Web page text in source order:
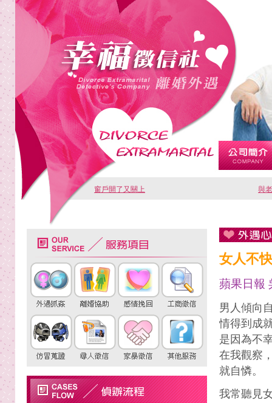
窗戶開了又關上 與
女人不
蘋果日報
男人傾向
情得到成
是因為不
在我觀察
就自憐。
我常聽見